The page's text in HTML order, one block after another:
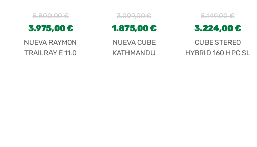
5.800,00€
3.975,00€
NUEVA RAYMON
TRAILRAY E 11.0
3.099,00€
1.875,00€
NUEVA CUBE
KATHMANDU
5.149,00€
3.224,00€
CUBE STEREO
HYBRID 160 HPC SL